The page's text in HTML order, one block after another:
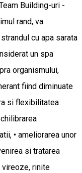
Building-uri -
rand, va
cu apa sarata
un spa
organismului,
fiind diminuate
si flexibilitatea
• ameliorarea unor
si tratarea
rinite